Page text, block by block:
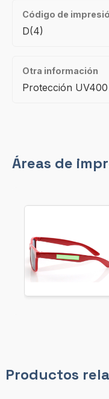
Código de
D(4)
Otra información
Protección UV400
Áreas de
Productos